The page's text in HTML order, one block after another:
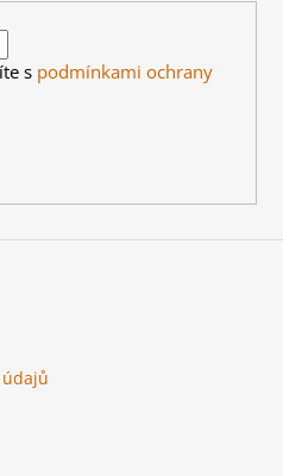
s podmínkami ochrany